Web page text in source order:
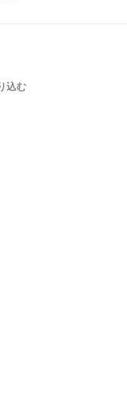
込む